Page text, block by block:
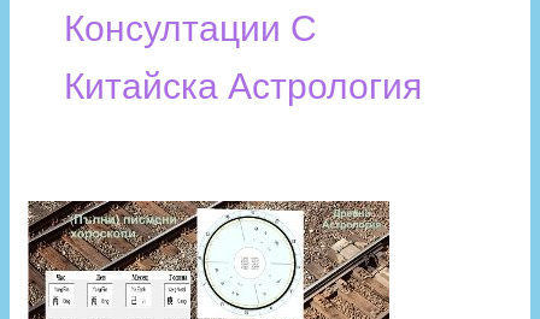
Консултации С
Китайска Астрология
Писмен
хороскоп
или
консултация